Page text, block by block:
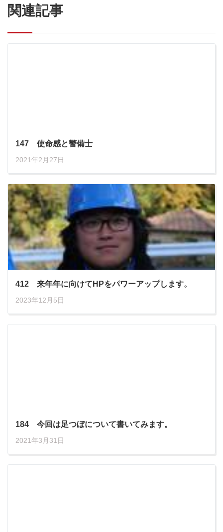
関連記事
147 使命感と警備士
2021年2月27日
412 来年年に向けてHPをパワーアップします。
2023年12月5日
184 今回は足つぼについて書いてみます。
2021年3月31日